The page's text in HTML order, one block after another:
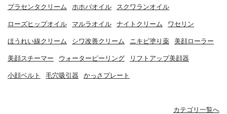
プラセンタクリーム ホホバオイル スクワランオイル
ローズヒップオイル マルラオイル ナイトクリーム ワセリン
ほうれい線クリーム シワ改善クリーム ニキビ塗り薬 美顔ローラー
美顔スチーマー ウォーターピーリング リフトアップ美顔器
小顔ベルト 毛穴吸引器 かっさプレート
カテゴリ一覧へ